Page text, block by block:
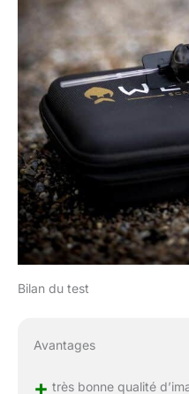
Bilan du test
Avantages
+ très bonne qualité